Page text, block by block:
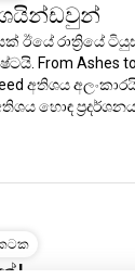
ඊයේ රාත්‍රියේ
From Ashes
අතිශය
හොඳ